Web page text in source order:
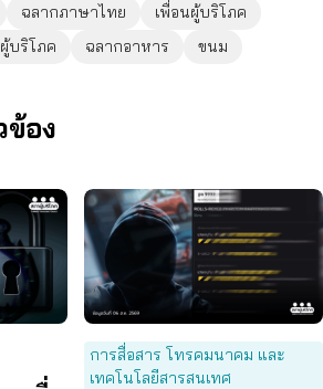
ฉลากภาษาไทย
เพื่อนผู้บริโภค
บริโภค ฉลากอาหาร ขนม
อง
การสื่อสาร โทรคมนาคม และ
เทคโนโลยีสารสนเทศ